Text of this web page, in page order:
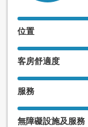
位置
客房舒適度
服務
無障礙設施及服務